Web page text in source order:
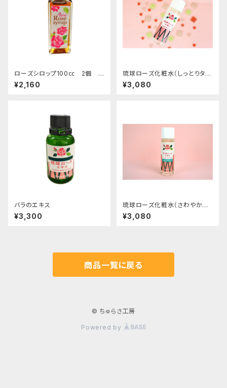
ローズシロップ100㏄ 2個
送料無料
¥2,160
琉球ローズ化粧水（しっとりタイ
プ）50cc
¥3,080
バラのエキス
¥3,300
琉球ローズ化粧水（さわやかタ
イプ）50cc
¥3,080
商品一覧に戻る
© ちゅらさ工房
Powered by